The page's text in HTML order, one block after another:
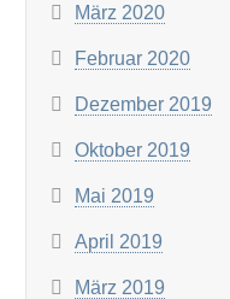
März 2020
Februar 2020
Dezember 2019
Oktober 2019
Mai 2019
April 2019
März 2019